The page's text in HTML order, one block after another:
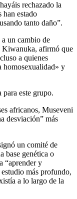
rechazado la
han estado
tanto daño”.
un cambio de
afirmó que
a quienes
homosexualidad» y
este grupo.
africanos, Museveni
desviación” más
un comité de
base genética o
“aprender y
más profundo,
a lo largo de la